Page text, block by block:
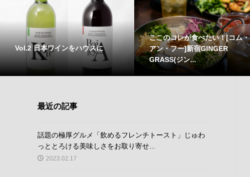
Vol.2 日本ワインをハウスに
ここのコレが食べたい！[コム・
アン・フー]新宿GINGER
GRASS(ジン...
最近の記事
話題の極厚グルメ「飲めるフレンチトースト」じゅわ
っととろける美味しさをお取り寄せ...
2023.02.17